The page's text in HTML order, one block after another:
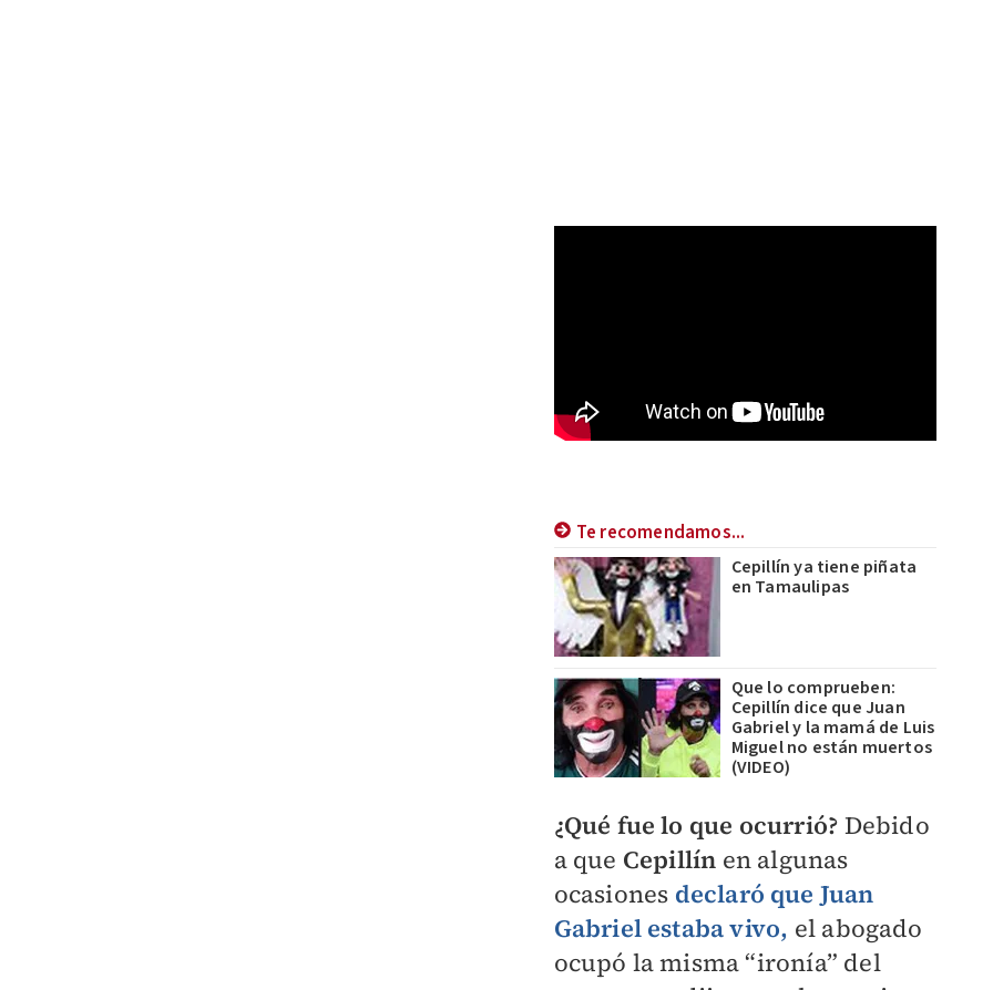
Te recomendamos...
Cepillín ya tiene piñata
en Tamaulipas
Que lo comprueben:
Cepillín dice que Juan
Gabriel y la mamá de Luis
Miguel no están muertos
(VIDEO)
¿Qué fue lo que ocurrió? Debido
a que Cepillín en algunas
ocasiones declaró que Juan
Gabriel estaba vivo, el abogado
ocupó la misma “ironía” del